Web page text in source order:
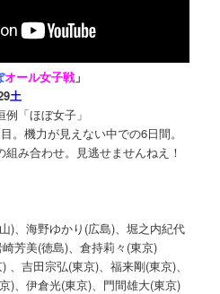
オール女子戦 」
土
「ほぼ女子」
。機力が見えない中での6日間。
み合わせ。見逃せませんねえ！
)、海野ゆかり(広島)、堀之内紀代
芳美(徳島)、倉持莉々(東京)
吉田宗弘(東京)、福来剛(東京)、
)、伊倉光(東京)、門間雄大(東京)